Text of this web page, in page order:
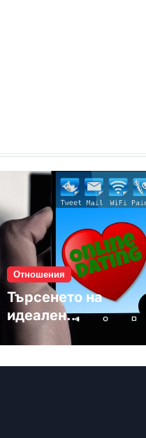
Отношения
Търсенето на
идеален
партньор е